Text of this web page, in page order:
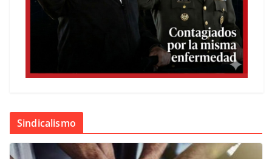
Sindicalismo